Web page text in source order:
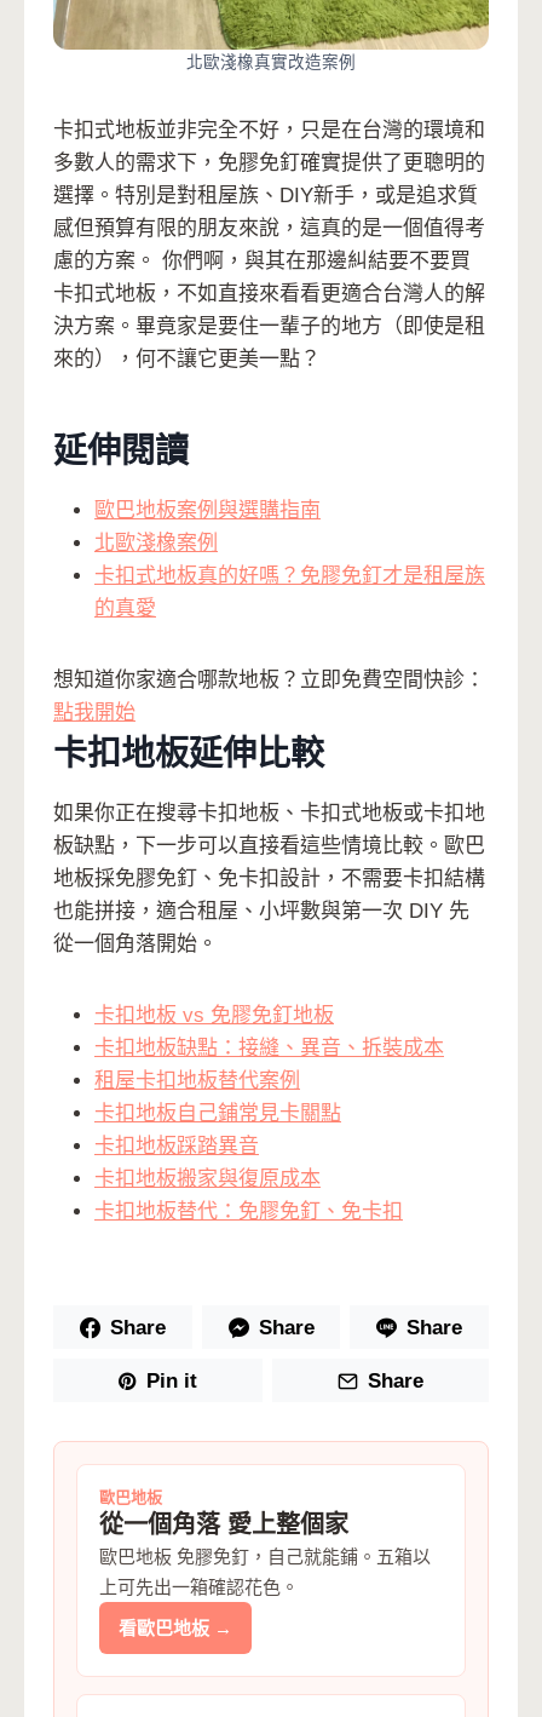
北歐淺橡真實改造案例
卡扣式地板並非完全不好，只是在台灣的環境和
多數人的需求下，免膠免釘確實提供了更聰明的
選擇。特別是對租屋族、DIY新手，或是追求質
感但預算有限的朋友來說，這真的是一個值得考
慮的方案。 你們啊，與其在那邊糾結要不要買
卡扣式地板，不如直接來看看更適合台灣人的解
決方案。畢竟家是要住一輩子的地方（即使是租
來的），何不讓它更美一點？
延伸閱讀
歐巴地板案例與選購指南
北歐淺橡案例
卡扣式地板真的好嗎？免膠免釘才是租屋族
的真愛
想知道你家適合哪款地板？立即免費空間快診：
點我開始
卡扣地板延伸比較
如果你正在搜尋卡扣地板、卡扣式地板或卡扣地
板缺點，下一步可以直接看這些情境比較。歐巴
地板採免膠免釘、免卡扣設計，不需要卡扣結構
也能拼接，適合租屋、小坪數與第一次 DIY 先
從一個角落開始。
卡扣地板 vs 免膠免釘地板
卡扣地板缺點：接縫、異音、拆裝成本
租屋卡扣地板替代案例
卡扣地板自己鋪常見卡關點
卡扣地板踩踏異音
卡扣地板搬家與復原成本
卡扣地板替代：免膠免釘、免卡扣
Share Share Share
Pin it Share
歐巴地板
從一個角落 愛上整個家
歐巴地板 免膠免釘，自己就能鋪。五箱以
上可先出一箱確認花色。
看歐巴地板 →